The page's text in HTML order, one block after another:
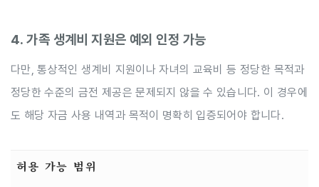
4. 가족 생계비 지원은 예외 인정 가능
다만, 통상적인 생계비 지원이나 자녀의 교육비 등 정당한 목적과
정당한 수준의 금전 제공은 문제되지 않을 수 있습니다. 이 경우에
도 해당 자금 사용 내역과 목적이 명확히 입증되어야 합니다.
허용 가능 범위